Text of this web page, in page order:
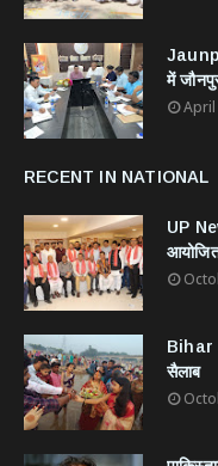
में
April
RECENT IN NATIONAL
UP
Bihar
सैलाब